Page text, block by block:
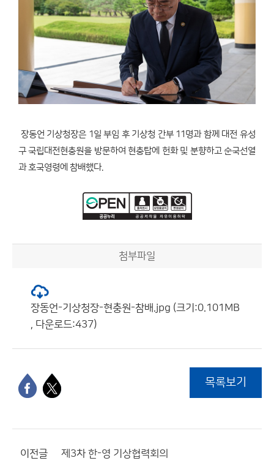
장동언 기상청장은 1일 부임 후 기상청 간부 11명과 함께 대전 유성
구 국립대전현충원을 방문하여 현충탑에 헌화 및 분향하고 순국선열
과 호국영령에 참배했다.
첨부파일
장동언-기상청장-현충원-참배.jpg (크기:0.101MB
, 다운로드:437)
목록보기
이전글 제3차 한-영 기상협력회의